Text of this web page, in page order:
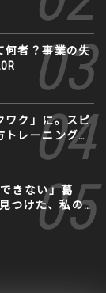
何者？事業の失
ワク」に。スピ
トレーニング」
きない」葛
つけた、私の